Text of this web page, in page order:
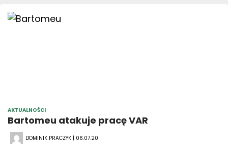
AKTUALNOŚCI
Bartomeu atakuje pracę VAR
DOMINIK PRACZYK | 06.07.20